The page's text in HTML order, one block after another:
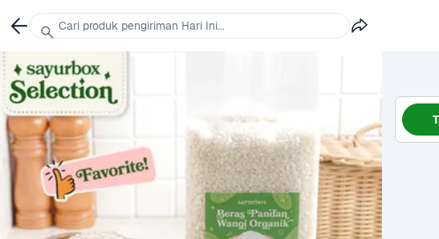
Cari produk pengiriman Hari Ini...